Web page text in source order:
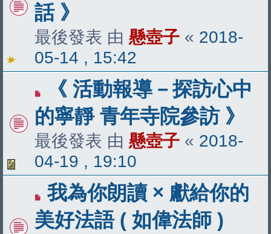
話 》
最後發表 由 懸壺子 « 2018-
05-14 , 15:42
《 活動報導－探訪心中
的寧靜 青年寺院參訪 》
最後發表 由 懸壺子 « 2018-
04-19 , 19:10
我為你朗讀 × 獻給你的
美好法語 ( 如偉法師 )